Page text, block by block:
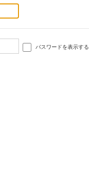
パスワードを表示する